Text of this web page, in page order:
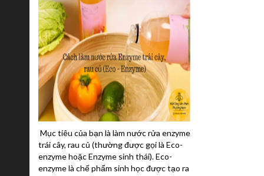
Mục tiêu của bạn là làm nước rửa enzyme
trái cây, rau củ (thường được gọi là Eco-
enzyme hoặc Enzyme sinh thái). Eco-
enzyme là chế phẩm sinh học được tạo ra